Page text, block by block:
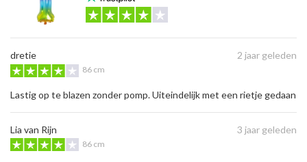
dretie 2 jaar geleden
86 cm
Lastig op te blazen zonder pomp. Uiteindelijk met een rietje gedaan
Lia van Rijn 3 jaar geleden
86 cm